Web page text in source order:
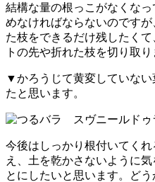
結構な量の根っこがなくな
めなければならないのです
た枝をできるだけ残したく
トの先や折れた枝を切り取り
▼かろうじて黄変していな
たと思います。
今後はしっかり根付いてく
え、土を乾かさないように
とにしたいと思います。ど